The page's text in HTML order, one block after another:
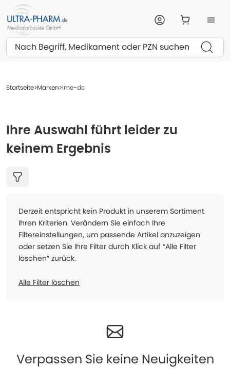
Suchen
Startseite Marken Ime-dc
Ihre Auswahl führt leider zu
keinem Ergebnis
Derzeit entspricht kein Produkt in unserem Sortiment
Ihren Kriterien. Verändern Sie einfach Ihre
Filtereinstellungen, um passende Artikel anzuzeigen
oder setzen Sie Ihre Filter durch Klick auf “Alle Filter
löschen” zurück.
Alle Filter löschen
Verpassen Sie keine Neuigkeiten